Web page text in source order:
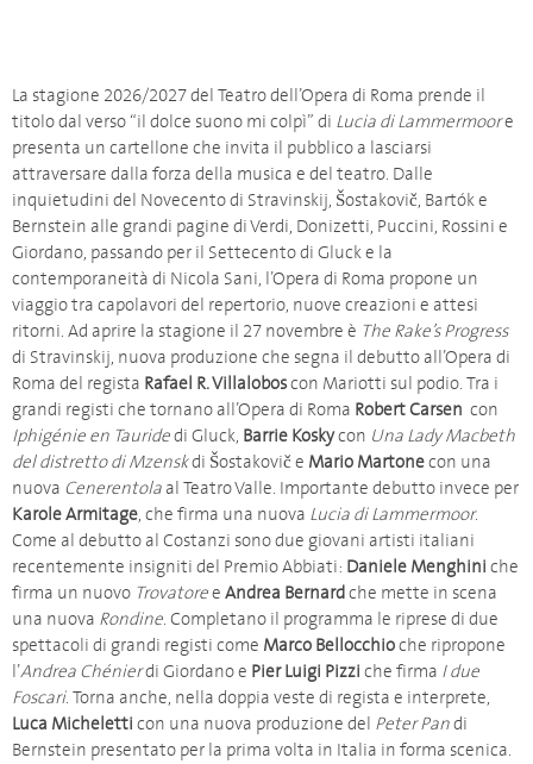
La stagione 2026/2027 del Teatro dell’Opera di Roma prende il
titolo dal verso “il dolce suono mi colpì” di Lucia di Lammermoore
presenta un cartellone che invita il pubblico a lasciarsi
attraversare dalla forza della musica e del teatro. Dalle
inquietudini del Novecento di Stravinskij, Šostakovič, Bartók e
Bernstein alle grandi pagine di Verdi, Donizetti, Puccini, Rossini e
Giordano, passando per il Settecento di Gluck e la
contemporaneità di Nicola Sani, l’Opera di Roma propone un
viaggio tra capolavori del repertorio, nuove creazioni e attesi
ritorni. Ad aprire la stagione il 27 novembre è The Rake’s Progress
di Stravinskij, nuova produzione che segna il debutto all’Opera di
Roma del regista Rafael R. Villaloboscon Mariotti sul podio. Tra i
grandi registi che tornano all’Opera di Roma Robert Carsen con
Iphigénie en Tauridedi Gluck, Barrie Koskycon Una Lady Macbeth
del distretto di Mzenskdi Šostakovič e Mario Martonecon una
nuova Cenerentola al Teatro Valle. Importante debutto invece per
Karole Armitage, che firma una nuova Lucia di Lammermoor.
Come al debutto al Costanzi sono due giovani artisti italiani
recentemente insigniti del Premio Abbiati: Daniele Menghini che
firma un nuovo Trovatoree Andrea Bernardche mette in scena
una nuova Rondine. Completano il programma le riprese di due
spettacoli di grandi registi come Marco Bellocchioche ripropone
l’Andrea Chénierdi Giordano e Pier Luigi Pizzi che firma I due
Foscari. Torna anche, nella doppia veste di regista e interprete,
Luca Micheletti con una nuova produzione del Peter Pandi
Bernstein presentato per la prima volta in Italia in forma scenica.